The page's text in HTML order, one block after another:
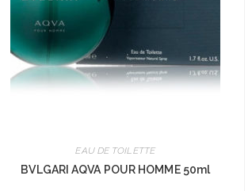
EAU DE TOILETTE
BVLGARI AQVA POUR HOMME 50ml